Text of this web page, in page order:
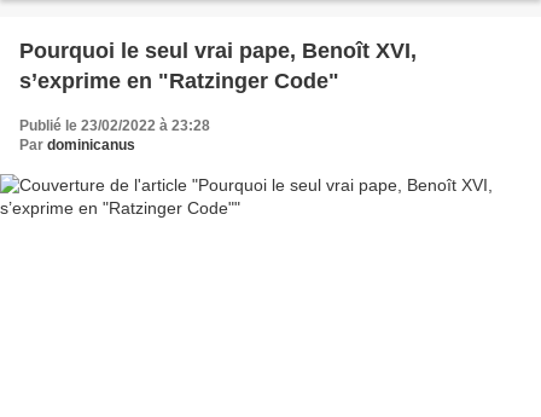
Pourquoi le seul vrai pape, Benoît XVI,
s’exprime en "Ratzinger Code"
Publié le 23/02/2022 à 23:28
Par dominicanus